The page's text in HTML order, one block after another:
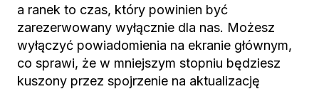
a ranek to czas, który powinien być
zarezerwowany wyłącznie dla nas. Możesz
wyłączyć powiadomienia na ekranie głównym,
co sprawi, że w mniejszym stopniu będziesz
kuszony przez spojrzenie na aktualizację